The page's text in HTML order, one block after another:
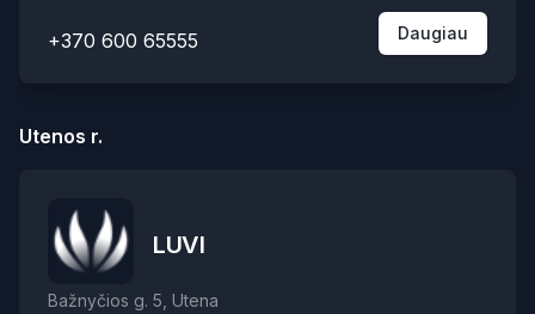
+370 600 65555 Daugiau
Utenos r.
LUVI
Bažnyčios g. 5, Utena